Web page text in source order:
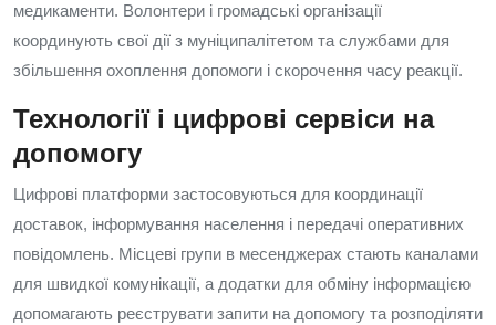
медикаменти. Волонтери і громадські організації
координують свої дії з муніципалітетом та службами для
збільшення охоплення допомоги і скорочення часу реакції.
Технології і цифрові сервіси на
допомогу
Цифрові платформи застосовуються для координації
доставок, інформування населення і передачі оперативних
повідомлень. Місцеві групи в месенджерах стають каналами
для швидкої комунікації, а додатки для обміну інформацією
допомагають реєструвати запити на допомогу та розподіляти